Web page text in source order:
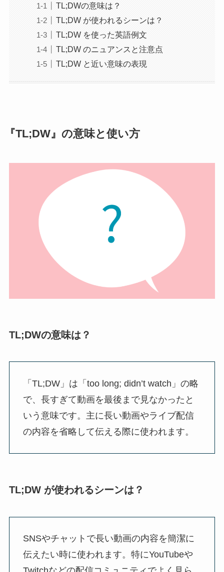
TL;DWの意味は？
TL;DW が使われるシーンは？
TL;DW を使った英語例文
TL;DW のニュアンスと注意点
TL;DW と近い意味の表現
『TL;DW』の意味と使い方
TL;DWの意味は？
「TL;DW」は「too long; didn’t watch」の略
で、長すぎて動画を最後まで見なかったと
いう意味です。主に長い動画やライブ配信
の内容を省略して伝える際に使われます。
TL;DW が使われるシーンは？
SNSやチャットで長い動画の内容を簡潔に
伝えたい時に使われます。特にYouTubeや